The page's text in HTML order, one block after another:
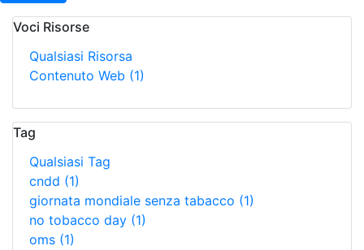
Voci Risorse
Qualsiasi Risorsa
Contenuto Web (1)
Tag
Qualsiasi Tag
cndd (1)
giornata mondiale senza tabacco (1)
no tobacco day (1)
oms (1)